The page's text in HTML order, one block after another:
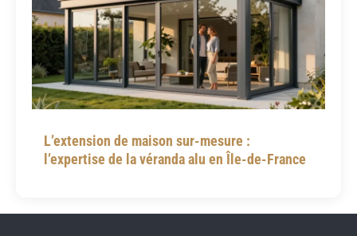
L’extension de maison sur-mesure :
l’expertise de la véranda alu en Île-de-France